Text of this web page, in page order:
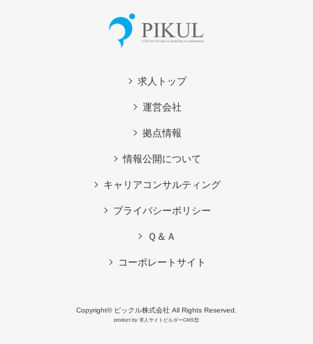
求人トップ
運営会社
拠点情報
情報公開について
キャリアコンサルティング
プライバシーポリシー
Ｑ＆Ａ
コーポレートサイト
Copyright© ピックル株式会社 All Rights Reserved.
product by 求人サイトビルダーCMS型